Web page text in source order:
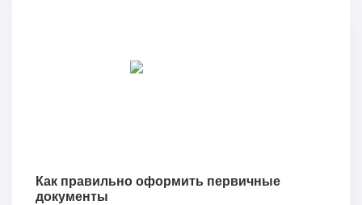
Как правильно оформить первичные
документы